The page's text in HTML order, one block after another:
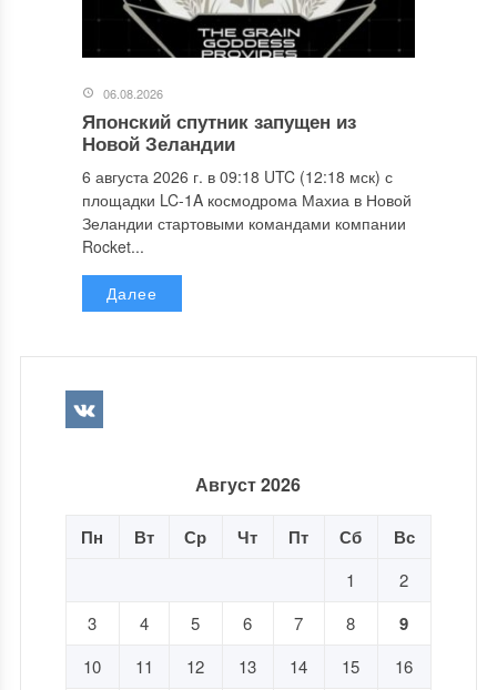
06.08.2026
Японский спутник запущен из
Новой Зеландии
6 августа 2026 г. в 09:18 UTC (12:18 мск) с
площадки LC-1A космодрома Махиа в Новой
Зеландии стартовыми командами компании
Rocket...
Далее
Август 2026
Пн Вт Ср Чт Пт Сб Вс
1
2
3
4 5 6 7 8 9
10 11 12 13 14 15
16